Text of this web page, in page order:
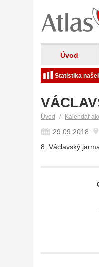
Úvod
Statistika
Úvod Kalendář
29.09.2018
8. Václavský